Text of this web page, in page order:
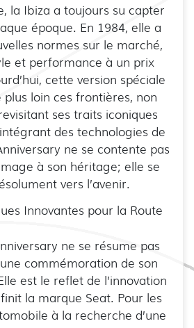
la Ibiza a toujours su capter
époque. En 1984, elle a
normes sur le marché,
et performance à un prix
cette version spéciale
plus loin ces frontières, non
ses traits iconiques
des technologies de
ne se contente pas
à son héritage; elle se
vers l’avenir.
Innovantes pour la Route
ne se résume pas
commémoration de son
est le reflet de l’innovation
la marque Seat. Pour les
à la recherche d’une